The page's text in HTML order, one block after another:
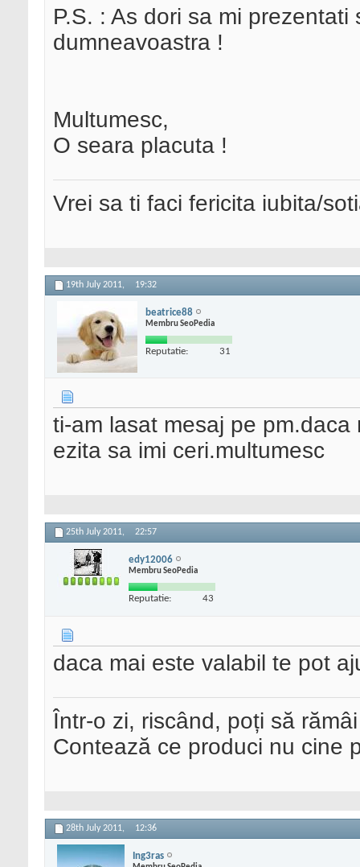
P.S. : As dori sa mi
dumneavoastra !
Multumesc,
O seara placuta !
Vrei sa ti faci fericita iubita/
19th July 2011, 19:32
beatrice88
Membru SeoPedia
Reputatie: 31
ti-am lasat mesaj pe
ezita sa imi ceri.multumesc
25th July 2011, 22:57
edy12006
Membru SeoPedia
Reputatie: 43
daca mai este valabil te pot
Într-o zi, riscând, poți să
Contează ce produci nu cine
28th July 2011, 12:36
Ing3ras